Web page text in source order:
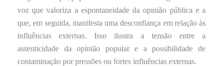
voz que valoriza a espontaneidade da opinião pública e a
que, em seguida, manifesta uma desconfiança em relação às
influências externas. Isso ilustra a tensão entre a
autenticidade da opinião popular e a possibilidade de
contaminação por pressões ou fortes influências externas.